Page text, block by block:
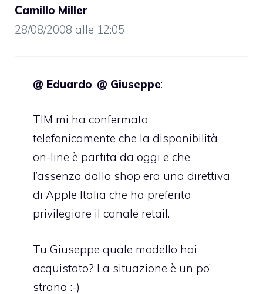
Camillo Miller
28/08/2008 alle 12:05
@ Eduardo, @ Giuseppe:
TIM mi ha confermato
telefonicamente che la disponibilità
on-line è partita da oggi e che
l’assenza dallo shop era una direttiva
di Apple Italia che ha preferito
privilegiare il canale retail.
Tu Giuseppe quale modello hai
acquistato? La situazione è un po’
strana :-)